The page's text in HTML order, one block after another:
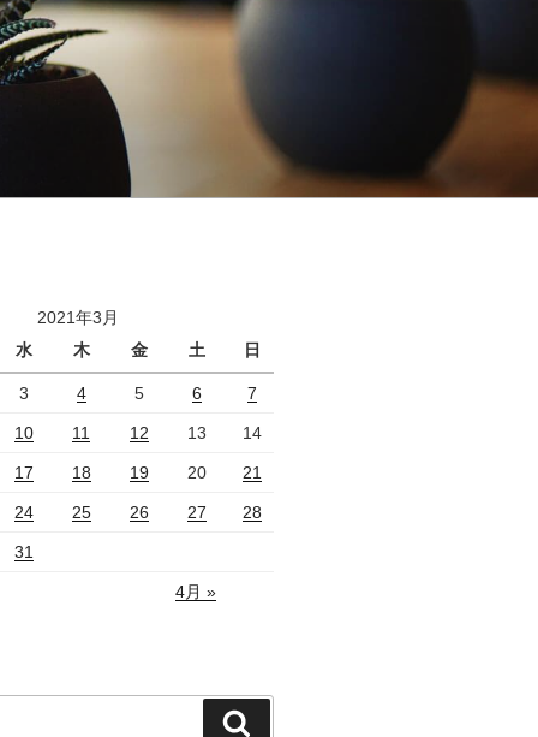
2021年3月
水 木 金 土 日
3 4 5 6 7
10 11 12 13 14
17 18 19 20 21
24 25 26 27 28
31
4月 »